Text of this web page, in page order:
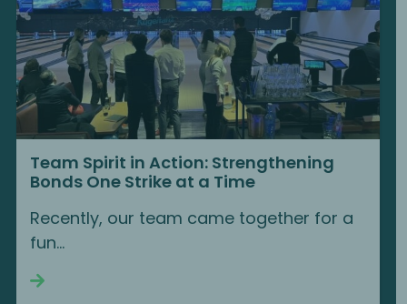
Team Spirit in Action: Strengthening
Bonds One Strike at a Time
Recently, our team came together for a
fun…